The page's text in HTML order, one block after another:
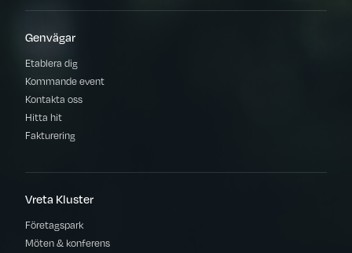
Genvägar
Etablera dig
Kommande event
Kontakta oss
Hitta hit
Fakturering
Vreta Kluster
Företagspark
Möten & konferens